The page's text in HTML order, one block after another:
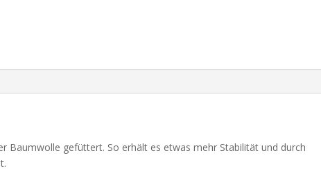
Baumwolle gefüttert. So erhält es etwas mehr Stabilität und durch